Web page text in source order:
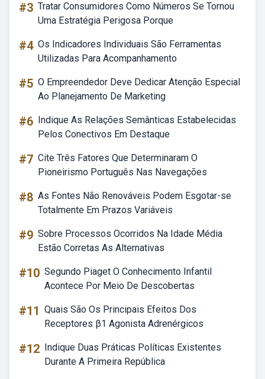
#3 Tratar Consumidores Como Números Se Tornou
Uma Estratégia Perigosa Porque
#4 Os Indicadores Individuais São Ferramentas
Utilizadas Para Acompanhamento
#5 O Empreendedor Deve Dedicar Atenção Especial
Ao Planejamento De Marketing
#6 Indique As Relações Semânticas Estabelecidas
Pelos Conectivos Em Destaque
#7 Cite Três Fatores Que Determinaram O
Pioneirismo Português Nas Navegações
#8 As Fontes Não Renováveis Podem Esgotar-se
Totalmente Em Prazos Variáveis
#9 Sobre Processos Ocorridos Na Idade Média
Estão Corretas As Alternativas
#10 Segundo Piaget O Conhecimento Infantil
Acontece Por Meio De Descobertas
#11 Quais São Os Principais Efeitos Dos
Receptores β1 Agonista Adrenérgicos
#12 Indique Duas Práticas Políticas Existentes
Durante A Primeira República